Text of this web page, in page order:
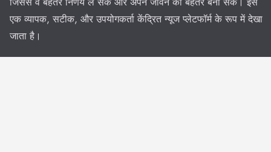
एक व्यापक, सटीक, और उपयोगकर्ता केंद्रित न्यूज प्लेटफॉर्म के रूप में देखा
जाता है।